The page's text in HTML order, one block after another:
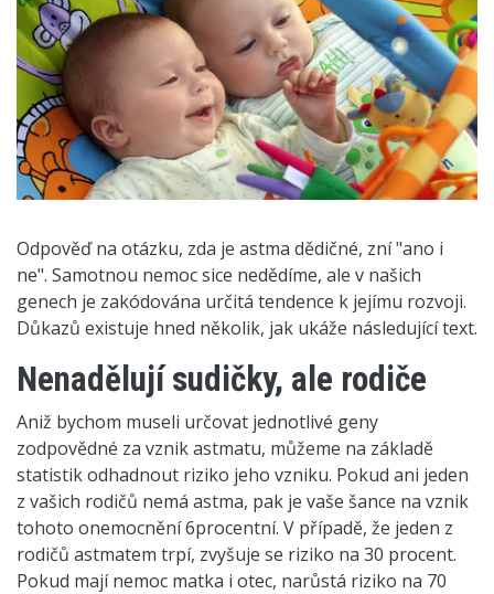
Odpověď na otázku, zda je astma dědičné, zní "ano i
ne". Samotnou nemoc sice nedědíme, ale v našich
genech je zakódována určitá tendence k jejímu rozvoji.
Důkazů existuje hned několik, jak ukáže následující text.
Nenadělují sudičky, ale rodiče
Aniž bychom museli určovat jednotlivé geny
zodpovědné za vznik astmatu, můžeme na základě
statistik odhadnout riziko jeho vzniku. Pokud ani jeden
z vašich rodičů nemá astma, pak je vaše šance na vznik
tohoto onemocnění 6procentní. V případě, že jeden z
rodičů astmatem trpí, zvyšuje se riziko na 30 procent.
Pokud mají nemoc matka i otec, narůstá riziko na 70